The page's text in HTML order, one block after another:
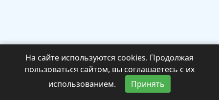
На сайте используются cookies. Продолжая
пользоваться сайтом, вы соглашаетесь с их
использованием.
Принять